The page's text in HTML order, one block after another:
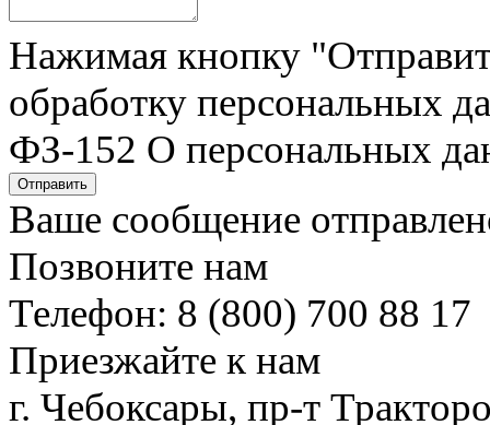
Нажимая кнопку
обработку персональных
ФЗ-152 О персональных
Отправить
Ваше сообщение
Позвоните нам
Телефон: 8 (800) 700 88 17
Приезжайте к нам
г. Чебоксары, пр-т